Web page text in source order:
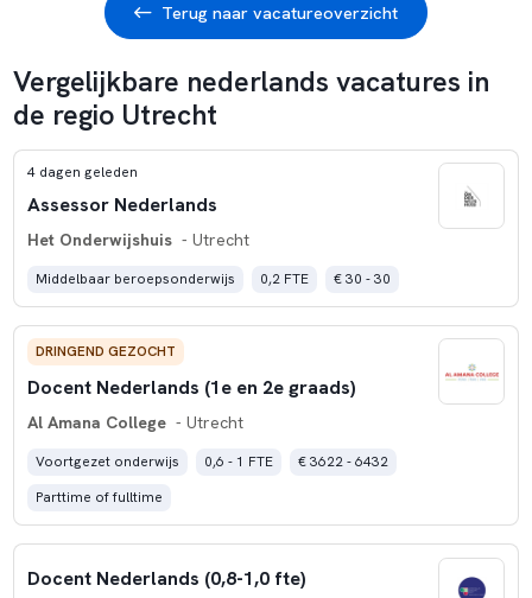
Terug naar vacatureoverzicht
Vergelijkbare nederlands vacatures in
de regio Utrecht
4 dagen geleden
Assessor Nederlands
Het Onderwijshuis - Utrecht
Middelbaar beroepsonderwijs 0,2 FTE € 30 - 30
DRINGEND GEZOCHT
Docent Nederlands (1e en 2e graads)
Al Amana College - Utrecht
Voortgezet onderwijs 0,6 - 1 FTE
€ 3622 - 6432
Parttime of fulltime
Docent Nederlands (0,8-1,0 fte)